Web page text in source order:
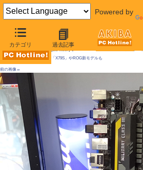
Powered by
カテゴリ 過去記事
AKIBA PC Hotline!
「X79S」やROG新モデルも
前の画像←